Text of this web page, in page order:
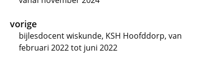
vorige
bijlesdocent wiskunde, KSH Hoofddorp, van
februari 2022 tot juni 2022